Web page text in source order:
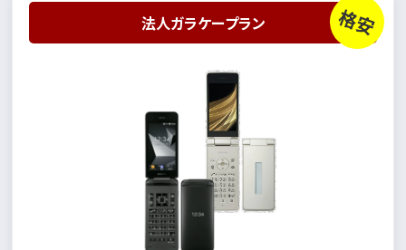
格安
法人ガラケープラン